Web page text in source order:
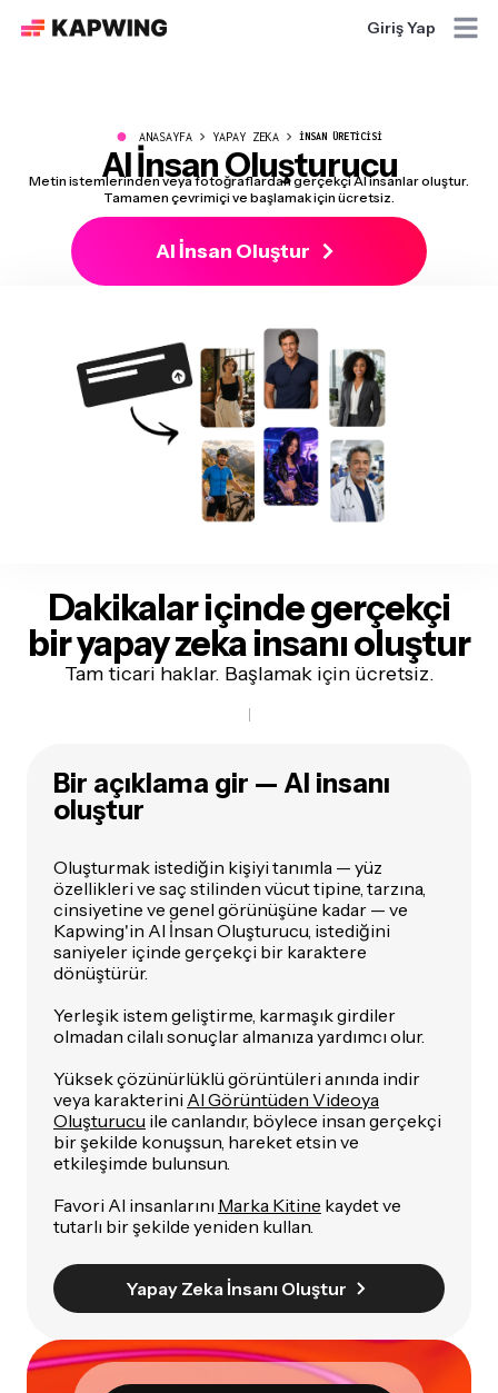
Giriş Yap
● ANASAYFA YAPAY ZEKA İNSAN ÜRETICISI
AI İnsan Oluşturucu
Metin istemlerinden veya fotoğraflardan gerçekçi AI insanlar oluştur.
Tamamen çevrimiçi ve başlamak için ücretsiz.
AI İnsan Oluştur
Dakikalar içinde gerçekçi
bir yapay zeka insanı oluştur
Tam ticari haklar. Başlamak için ücretsiz.
Bir açıklama gir — AI insanı
oluştur
Oluşturmak istediğin kişiyi tanımla — yüz
özellikleri ve saç stilinden vücut tipine, tarzına,
cinsiyetine ve genel görünüşüne kadar — ve
Kapwing'in AI İnsan Oluşturucu, istediğini
saniyeler içinde gerçekçi bir karaktere
dönüştürür.
Yerleşik istem geliştirme, karmaşık girdiler
olmadan cilalı sonuçlar almanıza yardımcı olur.
Yüksek çözünürlüklü görüntüleri anında indir
veya karakterini AI Görüntüden Videoya
Oluşturucu ile canlandır, böylece insan gerçekçi
bir şekilde konuşsun, hareket etsin ve
etkileşimde bulunsun.
Favori AI insanlarını Marka Kitine kaydet ve
tutarlı bir şekilde yeniden kullan.
Yapay Zeka İnsanı Oluştur